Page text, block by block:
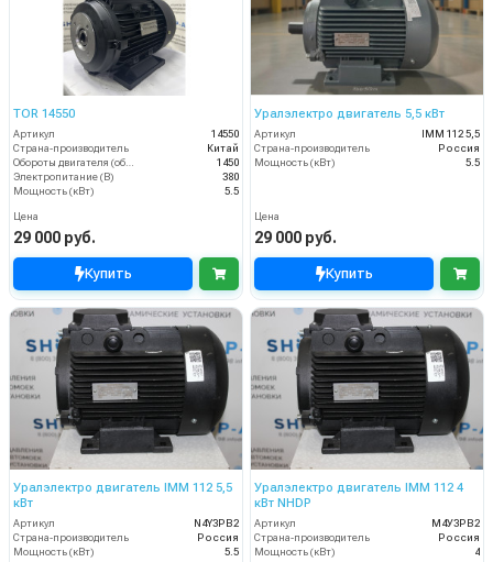
TOR 14550
Артикул
14550
Страна-производитель
Китай
1450
Электропитание (В)
380
Мощность (кВт)
5.5
Цена
29 000 руб.
Купить
Уралэлектро двигатель 5,5 кВт
Артикул
IMM 112 5,5
Страна-производитель
Россия
Мощность (кВт)
5.5
Цена
29 000 руб.
Купить
Уралэлектро двигатель IMM 112 5,5
кВт
Артикул
N4Y3PB2
Страна-производитель
Россия
Мощность (кВт)
5.5
Уралэлектро двигатель IMM 112 4
кВт NHDP
Артикул
М4У3PB2
Страна-производитель
Россия
Мощность (кВт)
4